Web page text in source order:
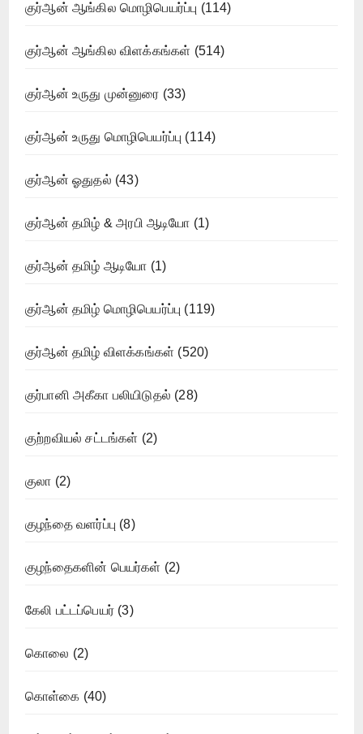
குர்ஆன் ஆங்கில மொழிபெயர்ப்பு (114)
குர்ஆன் ஆங்கில விளக்கங்கள் (514)
குர்ஆன் உருது முன்னுரை (33)
குர்ஆன் உருது மொழிபெயர்ப்பு (114)
குர்ஆன் ஓதுதல் (43)
குர்ஆன் தமிழ் & அரபி ஆடியோ (1)
குர்ஆன் தமிழ் ஆடியோ (1)
குர்ஆன் தமிழ் மொழிபெயர்ப்பு (119)
குர்ஆன் தமிழ் விளக்கங்கள் (520)
குர்பானி அகீகா பலியிடுதல் (28)
குற்றவியல் சட்டங்கள் (2)
குலா (2)
குழந்தை வளர்ப்பு (8)
குழந்தைகளின் பெயர்கள் (2)
கேலி பட்டப்பெயர் (3)
கொலை (2)
கொள்கை (40)